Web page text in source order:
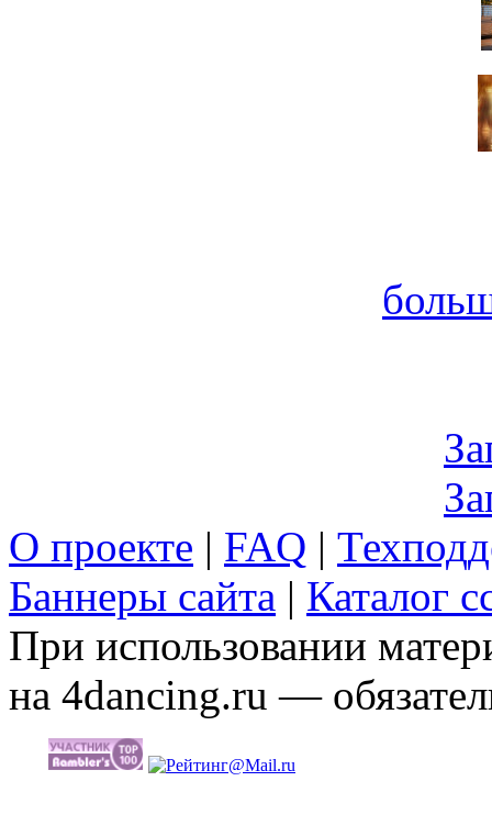
О проекте | FAQ |
Баннеры сайта | Каталог
При использовании
на 4dancing.ru —